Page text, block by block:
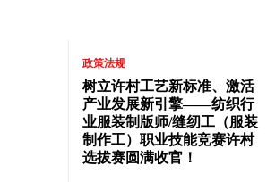
政策法规
树立许村工艺新标准、激活
产业发展新引擎——纺织行
业服装制版师/缝纫工（服装
制作工）职业技能竞赛许村
选拔赛圆满收官！